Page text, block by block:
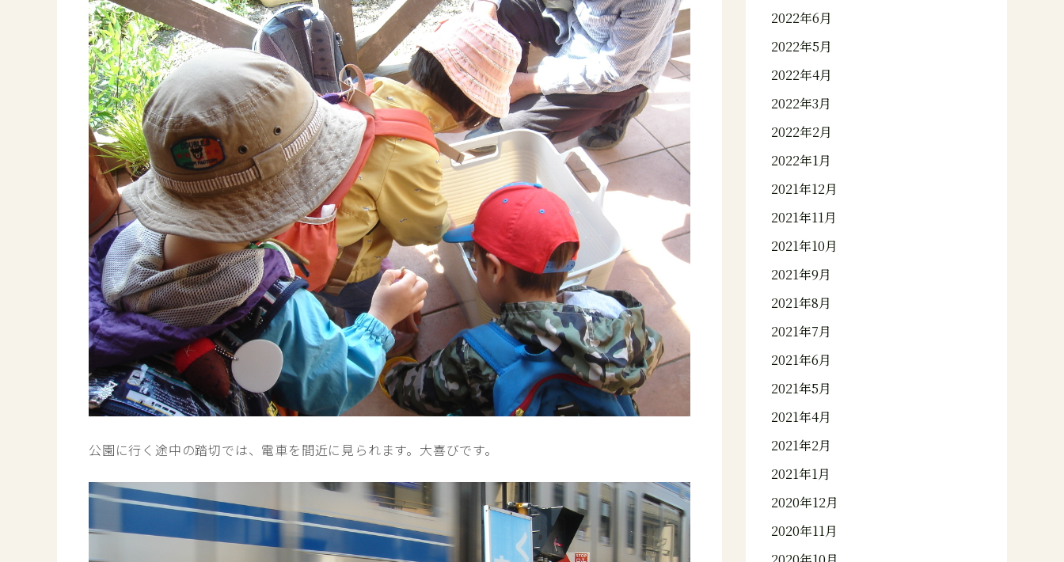
公園に行く途中の踏切では、電車を間近に見られます。大喜びです。
2022年6月
2022年5月
2022年4月
2022年3月
2022年2月
2022年1月
2021年12月
2021年11月
2021年10月
2021年9月
2021年8月
2021年7月
2021年6月
2021年5月
2021年4月
2021年2月
2021年1月
2020年12月
2020年11月